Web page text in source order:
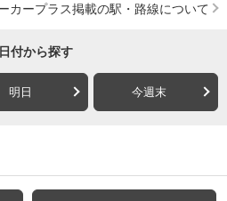
カープラス掲載の駅・路線について
日付から探す
明日 今週末